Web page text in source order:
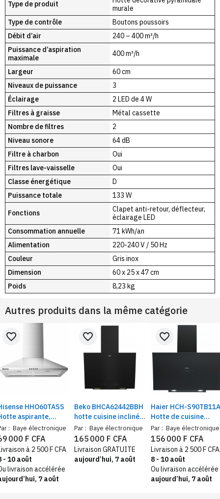
Type de produit
murale
Type de contrôle
Boutons poussoirs
Débit d’air
240 – 400 m³/h
Puissance d’aspiration
maximale
400 m³/h
Largeur
60 cm
Niveaux de puissance
3
Éclairage
2 LED de 4 W
Filtres à graisse
Métal cassette
Nombre de filtres
2
Niveau sonore
64 dB
Filtre à charbon
Oui
Filtres lave-vaisselle
Oui
Classe énergétique
D
Puissance totale
133 W
Fonctions
Clapet anti-retour, déflecteur,
éclairage LED
Consommation annuelle
71 kWh/an
Alimentation
220-240 V / 50 Hz
Couleur
Gris inox
Dimension
60 x 25 x 47 cm
Poids
8,23 kg
Autres produits dans la même catégorie
HHO60TASS
aspirante,
60x60 cm
filtres en maille
| Classe
A+, Inox
: Baye électronique
favorite_border
000 F CFA
à 2 500 F CFA
- 10 août
livraison accélérée
7 août
Beko BHCA62442BBH
hotte cuisine inclinée
murale, éclairage LED
– Hotte aspirante
décorative noir 408
m³/h classe
énergétique C
Par : Baye électronique
favorite_border
165 000 F CFA
Livraison GRATUITE
aujourd’hui, 7 août
Haier HCH-S90TB11A
Hotte de cuisine
sensor en verre
cm, cheminée
externe, noire
Par : Baye électronique
favorite_border
156 000 F CFA
Livraison à 2 500 F CFA
8 - 10 août
Ou livraison accélérée
aujourd’hui, 7 août